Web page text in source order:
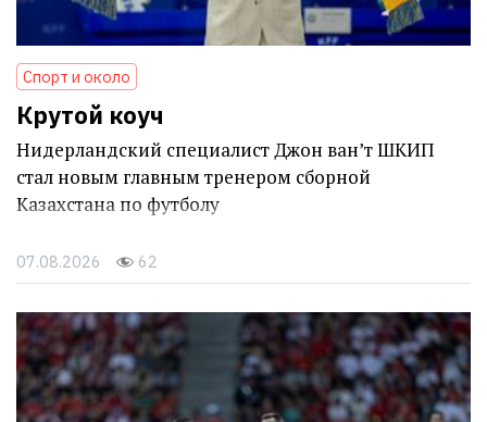
Спорт и около
Крутой коуч
Нидерландский специалист Джон ван’т ШКИП
стал новым главным тренером сборной
Казахстана по футболу
07.08.2026 62